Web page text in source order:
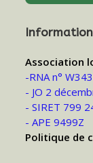
Association
-RNA n°
- JO 2
- SIRET 799
- APE 9499Z
Politique de